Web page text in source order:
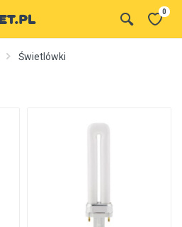
0
Świetlówki